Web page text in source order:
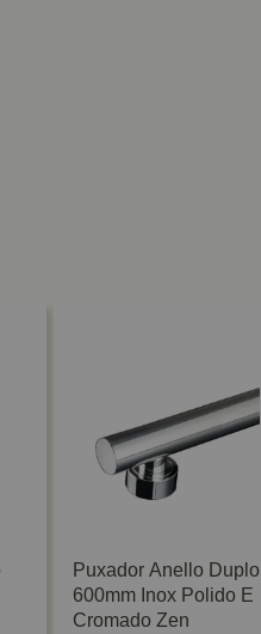
Puxador Anello Duplo
600mm Inox Polido E
Cromado Zen